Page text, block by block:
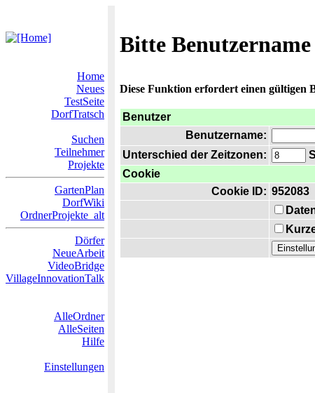
Bitte Benutzername
Home
Neues
TestSeite
DorfTratsch
Suchen
Teilnehmer
Projekte
GartenPlan
DorfWiki
OrdnerProjekte_alt
Dörfer
NeueArbeit
VideoBridge
VillageInnovationTalk
AlleOrdner
AlleSeiten
Hilfe
Einstellungen
Diese Funktion erfordert einen gültigen
Benutzer
Benutzername:
Unterschied der Zeitzonen:
Cookie
Cookie ID: 952083